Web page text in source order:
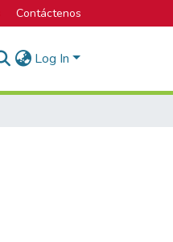
Contáctenos
Log In